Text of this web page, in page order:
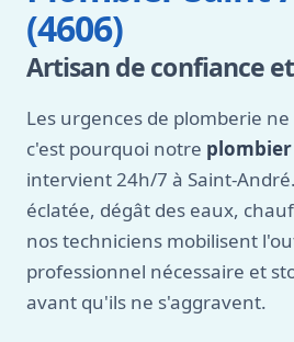
(4606)
Artisan de confiance
Les urgences de plomberie
c'est pourquoi notre plombier
intervient 24h/7 à Saint-
éclatée, dégât des eaux,
nos techniciens mobilisent
professionnel nécessaire et
avant qu'ils ne s'aggravent.